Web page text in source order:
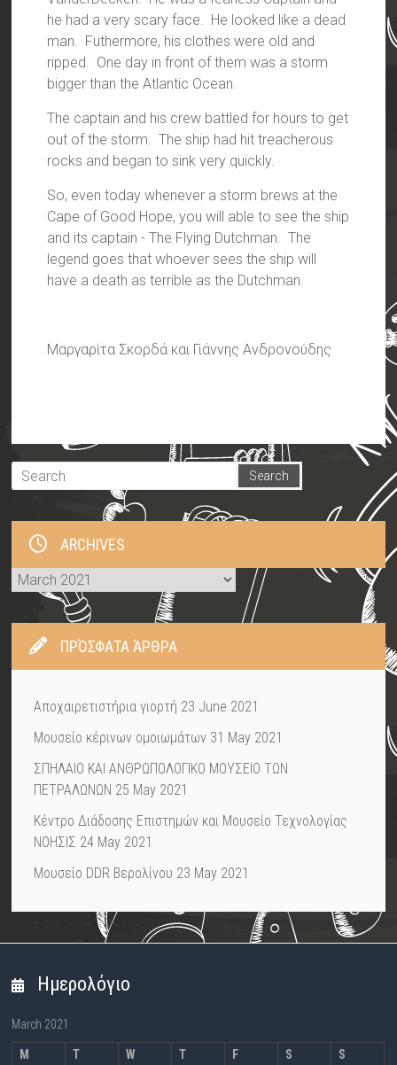
he had a very scary face. He looked like a dead
man. Futhermore, his clothes were old and
ripped. One day in front of them was a storm
bigger than the Atlantic Ocean.
The captain and his crew battled for hours to get
out of the storm. The ship had hit treacherous
rocks and began to sink very quickly.
So, even today whenever a storm brews at the
Cape of Good Hope, you will able to see the ship
and its captain - The Flying Dutchman. The
legend goes that whoever sees the ship will
have a death as terrible as the Dutchman.
Μαργαρίτα Σκορδά και Γιάννης Ανδρονούδης
ARCHIVES
Archives
ΠΡΌΣΦΑΤΑ ΆΡΘΡΑ
Αποχαιρετιστήρια γιορτή 23 June 2021
Μουσείο κέρινων ομοιωμάτων 31 May 2021
ΣΠΗΛΑΙΟ ΚΑΙ ΑΝΘΡΩΠΟΛΟΓΙΚΟ ΜΟΥΣΕΙΟ ΤΩΝ
ΠΕΤΡΑΛΩΝΩΝ 25 May 2021
Κέντρο Διάδοσης Επιστημών και Μουσείο Τεχνολογίας
ΝΟΗΣΙΣ 24 May 2021
Μουσείο DDR Βερολίνου 23 May 2021
Ημερολόγιο
March 2021
M T W T F S S